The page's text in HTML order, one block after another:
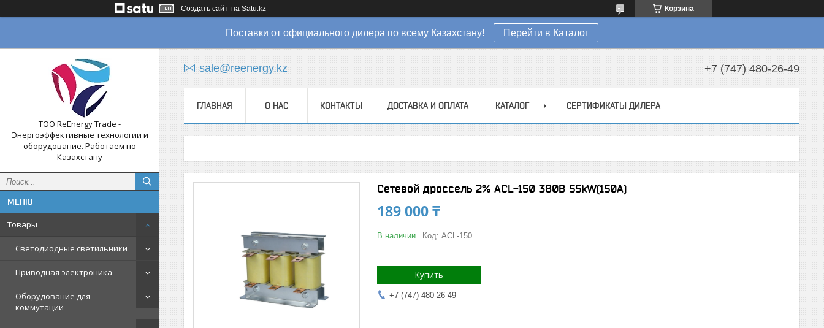
Создать сайт на Satu.kz Корзина
Поставки от официального дилера по всему Казахстану! Перейти в Каталог
ТОО ReEnergy Trade -
Энергоэффективные технологии и
оборудование. Работаем по
Казахстану
Товары
Светодиодные светильники
Приводная электроника
Оборудование для
коммутации
sale@reenergy.kz +7 (747) 480-26-49
ГЛАВНАЯ О НАС КОНТАКТЫ ДОСТАВКА И ОПЛАТА КАТАЛОГ СЕРТИФИКАТЫ ДИЛЕРА
Сетевой дроссель 2% ACL-150 380В 55kW(150А)
189 000 ₸
В наличии Код: ACL-150
Купить
+7 (747) 480-26-49